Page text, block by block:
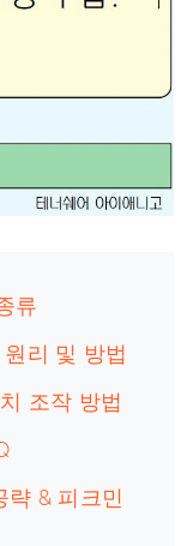
류
리 및 방법
조작 방법
략 & 피크민